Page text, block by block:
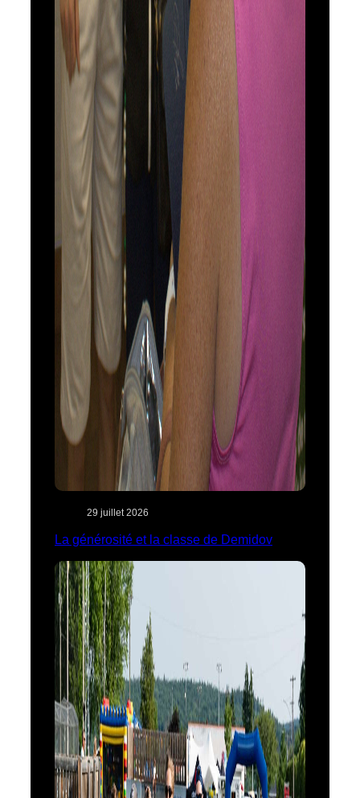
29 juillet 2026
La générosité et la classe de Demidov